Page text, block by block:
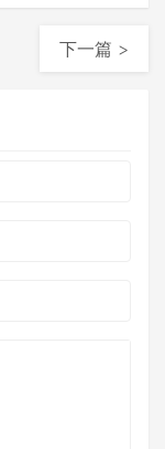
下一篇 >